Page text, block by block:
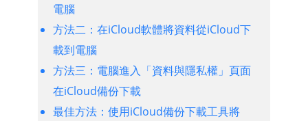
電腦
方法二：在iCloud軟體將資料從iCloud下
載到電腦
方法三：電腦進入「資料與隱私權」頁面
在iCloud備份下載
最佳方法：使用iCloud備份下載工具將